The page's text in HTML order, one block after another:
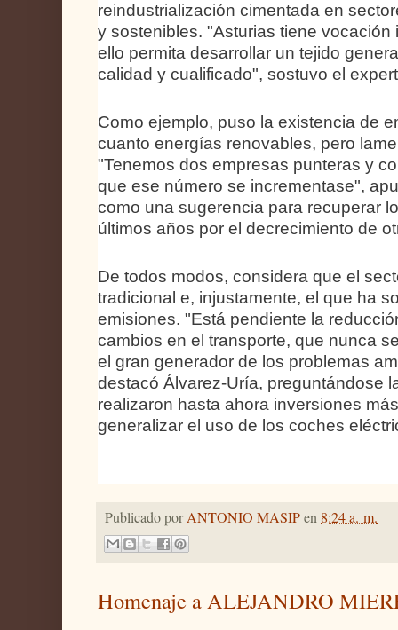
reindustrialización cimentada en
y sostenibles. "Asturias tiene
ello permita desarrollar un tejido
calidad y cualificado", sostuvo el
Como ejemplo, puso la existencia de
cuanto energías renovables, pero
"Tenemos dos empresas punteras y
que ese número se incrementase",
como una sugerencia para recuperar
últimos años por el decrecimiento de
De todos modos, considera que el
tradicional e, injustamente, el que ha
emisiones. "Está pendiente la
cambios en el transporte, que nunca
el gran generador de los problemas
destacó Álvarez-Uría, preguntándose
realizaron hasta ahora inversiones
generalizar el uso de los coches
Publicado porANTONIO MASIPen8:24 a. m.
Homenaje a ALEJANDRO